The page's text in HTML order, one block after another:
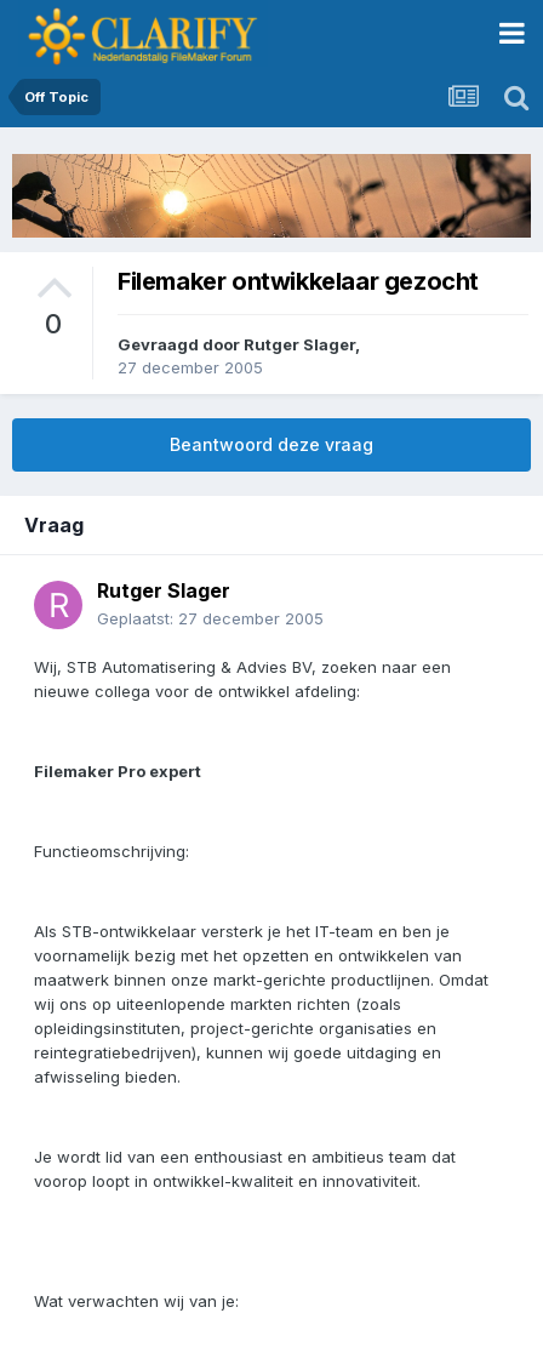
Off Topic
0
Filemaker ontwikkelaar gezocht
Gevraagd door Rutger Slager,
27 december 2005
Beantwoord deze vraag
Vraag
Rutger Slager
Geplaatst: 27 december 2005
Wij, STB Automatisering & Advies BV, zoeken naar een
nieuwe collega voor de ontwikkel afdeling:
Filemaker Pro expert
Functieomschrijving:
Als STB-ontwikkelaar versterk je het IT-team en ben je
voornamelijk bezig met het opzetten en ontwikkelen van
maatwerk binnen onze markt-gerichte productlijnen. Omdat
wij ons op uiteenlopende markten richten (zoals
opleidingsinstituten, project-gerichte organisaties en
reintegratiebedrijven), kunnen wij goede uitdaging en
afwisseling bieden.
Je wordt lid van een enthousiast en ambitieus team dat
voorop loopt in ontwikkel-kwaliteit en innovativiteit.
Wat verwachten wij van je: